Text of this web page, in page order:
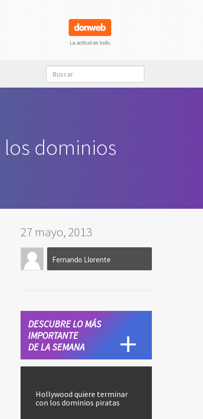
los dominios
27 mayo, 2013
Fernando Llorente
DESCUBRE LO MÁS
IMPORTANTE
DE LA SEMANA
Hollywood quiere terminar
con los dominios piratas